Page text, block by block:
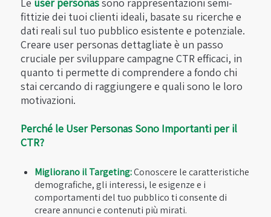
fittizie dei tuoi clienti ideali, basate su ricerche e
dati reali sul tuo pubblico esistente e potenziale.
Creare user personas dettagliate è un passo
cruciale per sviluppare campagne CTR efficaci, in
quanto ti permette di comprendere a fondo chi
stai cercando di raggiungere e quali sono le loro
motivazioni.
Perché le User Personas Sono Importanti per il
CTR?
Migliorano il Targeting:Conoscere le caratteristiche
demografiche, gli interessi, le esigenze e i
comportamenti del tuo pubblico ti consente di
creare annunci e contenuti più mirati.